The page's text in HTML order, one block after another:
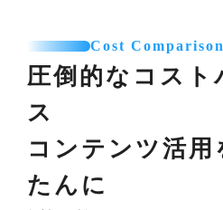
Cost Comparison
圧倒的なコスト
ス
コンテンツ活用
たんに